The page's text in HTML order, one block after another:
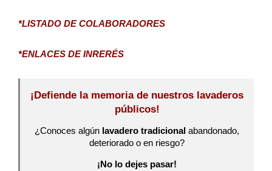
*LISTADO DE COLABORADORES
*ENLACES DE INRERÉS
¡Defiende la memoria de nuestros lavaderos
públicos!
¿Conoces algún lavadero tradicional abandonado,
deteriorado o en riesgo?
¡No lo dejes pasar!